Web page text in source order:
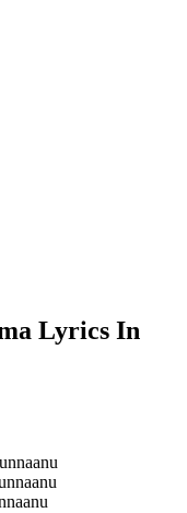
Lyrics In